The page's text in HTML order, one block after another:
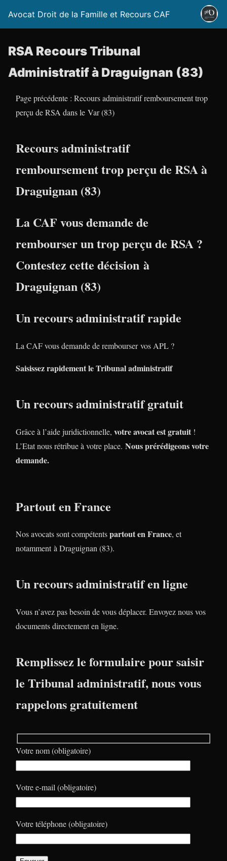
Avocat Droit de la Famille et Recours CAF
RSA Recours Tribunal
Administratif à Draguignan (83)
Page précédente : Recours administratif remboursement trop
perçu de RSA dans le Var (83)
Recours administratif
remboursement trop perçu de RSA à
Draguignan (83)
La CAF vous demande de
rembourser un trop perçu de RSA ?
Contestez cette décision à
Draguignan (83)
Un recours administratif rapide
La CAF vous demande de rembourser vos APL ?
Saisissez rapidement le Tribunal administratif
Un recours administratif gratuit
Grâce à l’aide juridictionnelle, votre avocat est gratuit !
L’Etat nous rétribue à votre place. Nous prérédigeons votre
demande.
Partout en France
Nos avocats sont compétentspartout en France, et
notamment à Draguignan (83).
Un recours administratif en ligne
Vous n’avez pas besoin de vous déplacer. Envoyez nous vos
documents directement en ligne.
Remplissez le formulaire pour saisir
le Tribunal administratif, nous vous
rappelons gratuitement
Votre nom (obligatoire)
Votre e-mail (obligatoire)
Votre téléphone (obligatoire)